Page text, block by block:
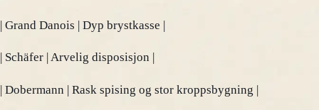
| Grand Danois | Dyp brystkasse |
| Schäfer | Arvelig disposisjon |
| Dobermann | Rask spising og stor kroppsbygning |